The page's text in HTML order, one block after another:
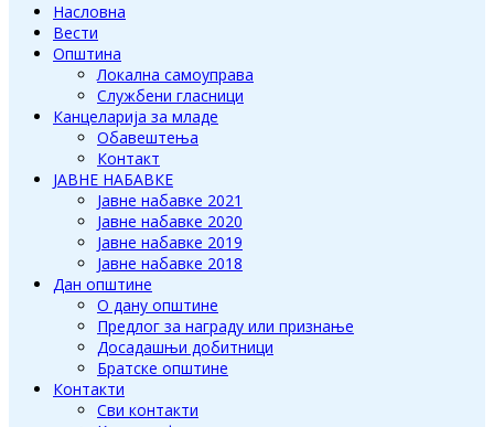
Насловна
Вести
Општина
Локална самоуправа
Службени гласници
Канцеларија за младе
Обавештења
Контакт
ЈАВНЕ НАБАВКЕ
Јавне набавке 2021
Јавне набавке 2020
Јавне набавке 2019
Јавне набавке 2018
Дан општине
О дану општине
Предлог за награду или признање
Досадашњи добитници
Братске општине
Контакти
Сви контакти